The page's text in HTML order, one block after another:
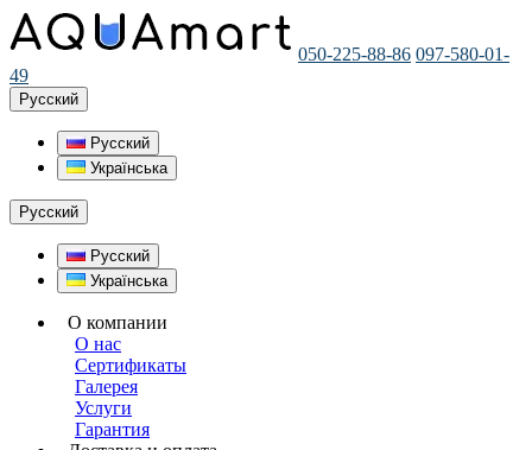
050-225-88-86 097-580-01-
49
Русский
Русский
Українська
Русский
Русский
Українська
О компании
О нас
Сертификаты
Галерея
Услуги
Гарантия